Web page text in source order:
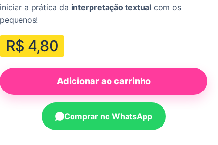
iniciar a prática da interpretação textual com os
pequenos!
R$ 4,80
Adicionar ao carrinho
Comprar no WhatsApp